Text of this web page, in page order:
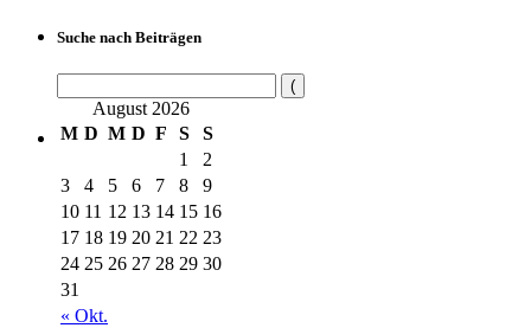
Suche nach Beiträgen
August 2026
M D M D F S S
« Okt.
1
2
3
4 5 6 7 8
9
10 11 12 13 14 15 16
17 18 19 20 21 22 23
24 25 26 27 28 29 30
31